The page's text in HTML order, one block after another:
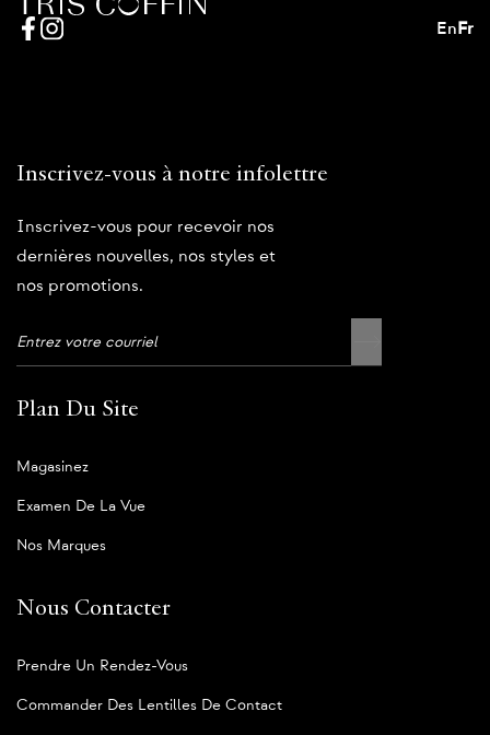
En Fr
Inscrivez-vous à notre infolettre
Inscrivez-vous pour recevoir nos
dernières nouvelles, nos styles et
nos promotions.
Plan Du Site
Magasinez
Examen De La Vue
Nos Marques
Nous Contacter
Prendre Un Rendez-Vous
Commander Des Lentilles De Contact